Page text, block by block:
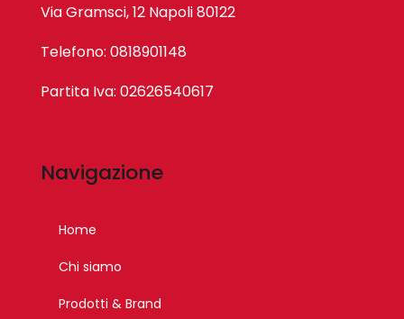
Via Gramsci, 12 Napoli 80122
Telefono: 0818901148
Partita Iva: 02626540617
Navigazione
Home
Chi siamo
Prodotti & Brand